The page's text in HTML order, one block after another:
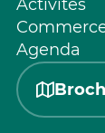
Activités
Agenda